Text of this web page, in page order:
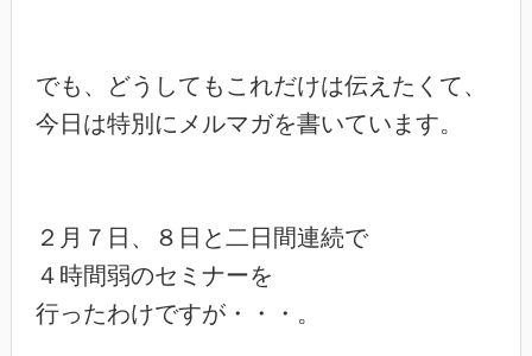
でも、どうしてもこれだけは伝えたくて、
今日は特別にメルマガを書いています。
２月７日、８日と二日間連続で
４時間弱のセミナーを
行ったわけですが・・・。